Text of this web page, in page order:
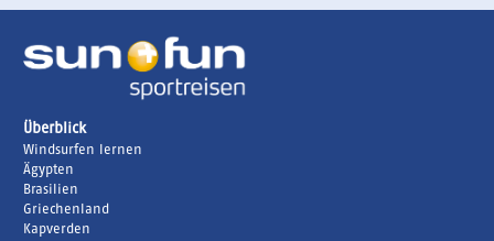
Überblick
Windsurfen lernen
Ägypten
Brasilien
Griechenland
Kapverden